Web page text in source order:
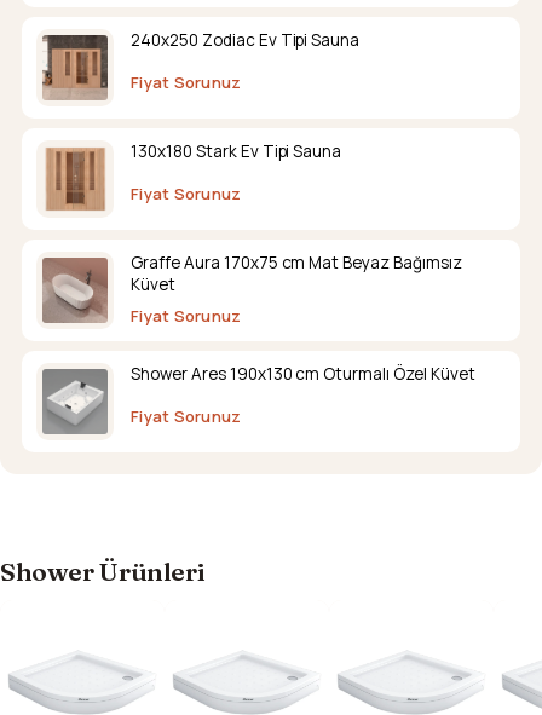
240x250 Zodiac Ev Tipi Sauna
Fiyat Sorunuz
130x180 Stark Ev Tipi Sauna
Fiyat Sorunuz
Graffe Aura 170x75 cm Mat Beyaz Bağımsız
Küvet
Fiyat Sorunuz
Shower Ares 190x130 cm Oturmalı Özel Küvet
Fiyat Sorunuz
Shower Ürünleri